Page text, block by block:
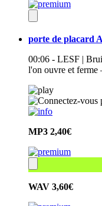
porte de placard
00:06 - LESF |
l'on ouvre et ferme
MP3 2,40€
WAV 3,60€